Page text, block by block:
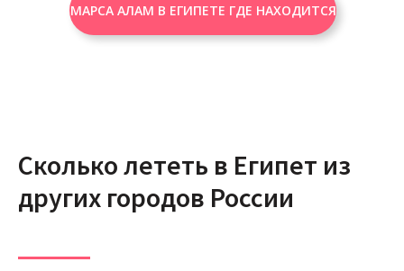
МАРСА АЛАМ В ЕГИПЕТЕ ГДЕ НАХОДИТСЯ
Сколько лететь в Египет из
других городов России